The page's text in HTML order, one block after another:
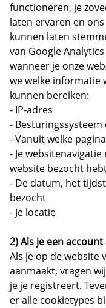
functioneren, je
laten ervaren en
kunnen laten
van Google
wanneer je onze
we welke informatie
kunnen bereiken:
- IP-adres
-
- Vanuit welke
- Je
website bezocht
- De datum, het
bezocht
- Je locatie
2) Als je een
Als je op de website
aanmaakt, vragen
je je registreert.
er alle cookietypes